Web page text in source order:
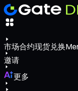
市场合约现货兑换
邀请
更多